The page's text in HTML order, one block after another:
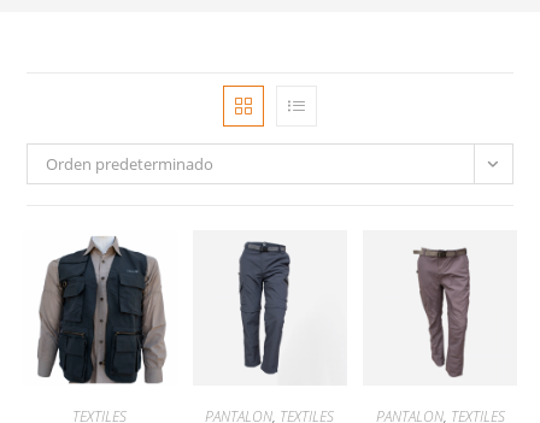
Orden predeterminado
TEXTILES PANTALON, TEXTILES PANTALON, TEXTILES